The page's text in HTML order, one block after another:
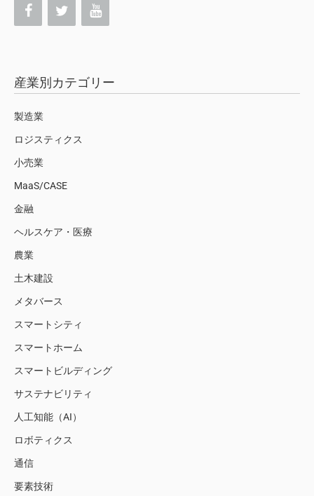
産業別カテゴリー
製造業
ロジスティクス
小売業
MaaS/CASE
金融
ヘルスケア・医療
農業
土木建設
メタバース
スマートシティ
スマートホーム
スマートビルディング
サステナビリティ
人工知能（AI）
ロボティクス
通信
要素技術